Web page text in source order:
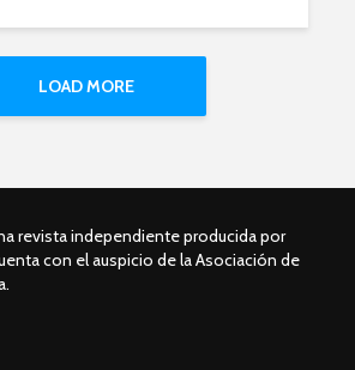
LOAD MORE
revista independiente producida por
con el auspicio de la Asociación de